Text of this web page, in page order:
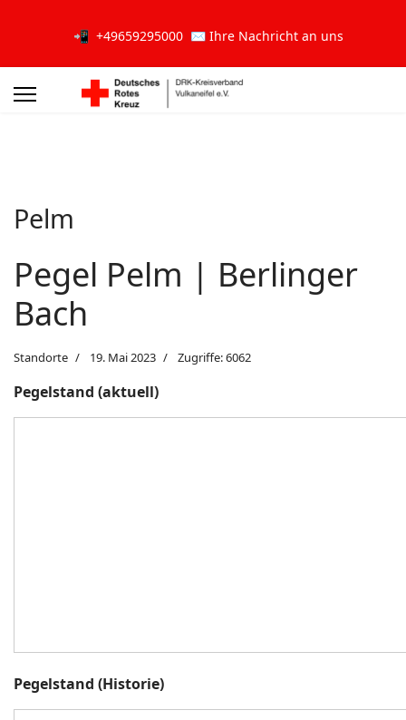
📲 +49659295000 ✉️ Ihre Nachricht an uns
Pelm
Pegel Pelm | Berlinger
Bach
Standorte 19. Mai 2023 Zugriffe: 6062
Pegelstand (aktuell)
Pegelstand (Historie)